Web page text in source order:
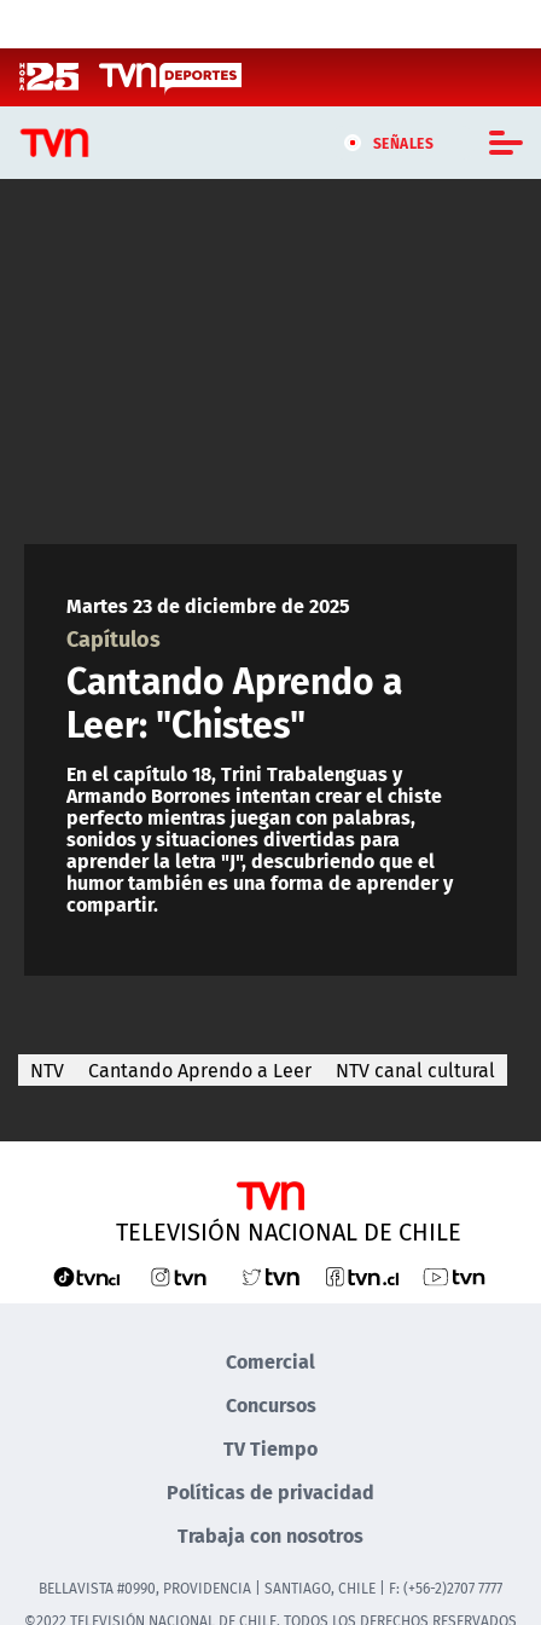
SEÑALES
ACTUALIDAD Y TENDENCIAS
CORPORATIVO Y TRANSPARENCIA
CANAL DE DENUNCIAS
ÁREA DE PROYECTOS
Martes 23 de diciembre de 2025
Capítulos
Cantando Aprendo a
Leer: "Chistes"
En el capítulo 18, Trini Trabalenguas y
Armando Borrones intentan crear el chiste
perfecto mientras juegan con palabras,
sonidos y situaciones divertidas para
aprender la letra "J", descubriendo que el
humor también es una forma de aprender y
compartir.
NTV Cantando Aprendo a Leer NTV canal cultural
TELEVISIÓN NACIONAL DE CHILE
Comercial
Concursos
TV Tiempo
Políticas de privacidad
Trabaja con nosotros
BELLAVISTA #0990, PROVIDENCIA | SANTIAGO, CHILE | F: (+56-2)2707 7777
©2022 TELEVISIÓN NACIONAL DE CHILE. TODOS LOS DERECHOS RESERVADOS